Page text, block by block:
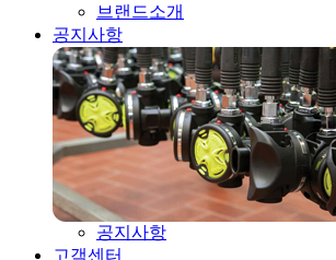
브랜드소개
공지사항
공지사항
고객센터